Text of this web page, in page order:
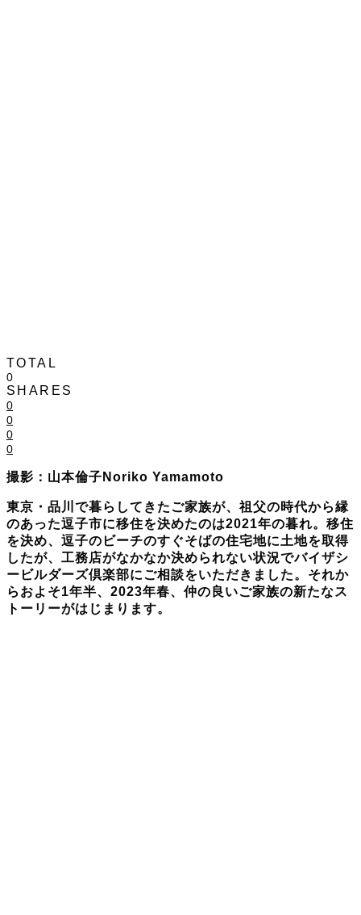
TOTAL
0
SHARES
0
0
0
0
撮影：山本倫子Noriko Yamamoto
東京・品川で暮らしてきたご家族が、祖父の時代から縁
のあった逗子市に移住を決めたのは2021年の暮れ。移住
を決め、逗子のビーチのすぐそばの住宅地に土地を取得
したが、工務店がなかなか決められない状況でバイザシ
ービルダーズ倶楽部にご相談をいただきました。それか
らおよそ1年半、2023年春、仲の良いご家族の新たなス
トーリーがはじまります。